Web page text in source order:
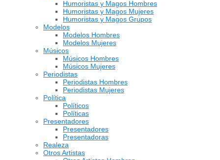
Humoristas y Magos Hombres
Humoristas y Magos Mujeres
Humoristas y Magos Grupos
Modelos
Modelos Hombres
Modelos Mujeres
Músicos
Músicos Hombres
Músicos Mujeres
Periodistas
Periodistas Hombres
Periodistas Mujeres
Política
Políticos
Políticas
Presentadores
Presentadores
Presentadoras
Realeza
Otros Artistas